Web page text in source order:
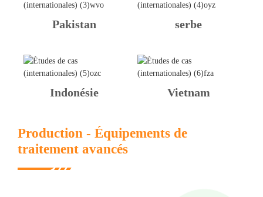
Pakistan serbe
Indonésie Vietnam
Production - Équipements de
traitement avancés